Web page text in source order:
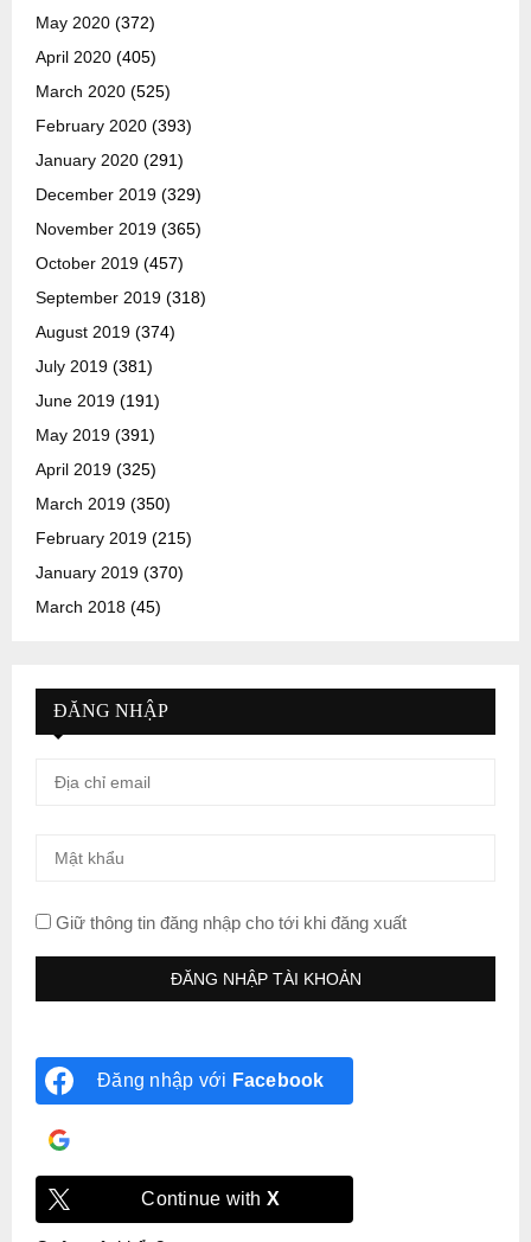
May 2020 (372)
April 2020 (405)
March 2020 (525)
February 2020 (393)
January 2020 (291)
December 2019 (329)
November 2019 (365)
October 2019 (457)
September 2019 (318)
August 2019 (374)
July 2019 (381)
June 2019 (191)
May 2019 (391)
April 2019 (325)
March 2019 (350)
February 2019 (215)
January 2019 (370)
March 2018 (45)
ĐĂNG NHẬP
Giữ thông tin đăng nhập cho tới khi đăng xuất
Đăng nhập với Facebook
Continue with X